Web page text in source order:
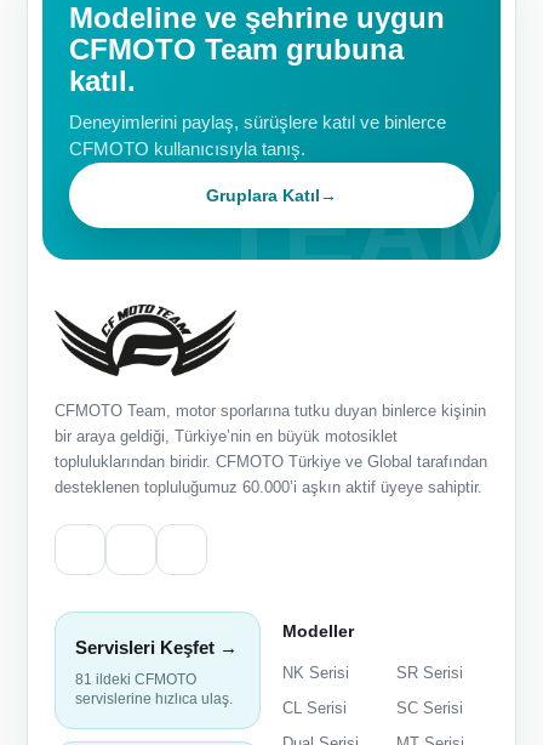
Modeline ve şehrine uygun
CFMOTO Team grubuna
katıl.
Deneyimlerini paylaş, sürüşlere katıl ve binlerce
CFMOTO kullanıcısıyla tanış.
Gruplara Katıl→
CFMOTO Team, motor sporlarına tutku duyan binlerce kişinin
bir araya geldiği, Türkiye’nin en büyük motosiklet
topluluklarından biridir. CFMOTO Türkiye ve Global tarafından
desteklenen topluluğumuz 60.000’i aşkın aktif üyeye sahiptir.
Servisleri Keşfet →
81 ildeki CFMOTO
servislerine hızlıca ulaş.
Modeller
NK Serisi
SR Serisi
CL Serisi
SC Serisi